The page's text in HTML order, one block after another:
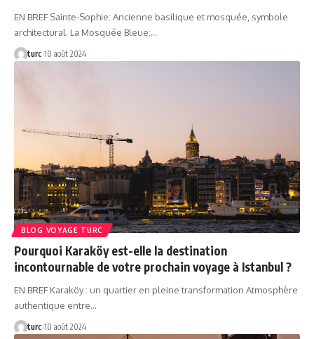
EN BREF Sainte-Sophie: Ancienne basilique et mosquée, symbole
architectural. La Mosquée Bleue:…
turc 10 août 2024
BLOG VOYAGE TURC
Pourquoi Karaköy est-elle la destination
incontournable de votre prochain voyage à Istanbul ?
EN BREF Karaköy : un quartier en pleine transformation Atmosphère
authentique entre…
turc 10 août 2024